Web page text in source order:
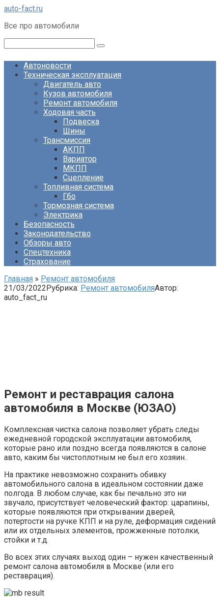
Перейти
контенту
auto-fact.ru
Все про автомобили
Автоновости
Техническая эксплуатация
Двигатель авто
Кузов автомобиля
Ремонт автомобиля
Ходовая часть
Подвеска
Шины
Трансмиссия
АКПП
Вариатор
МКПП
Сцепление
Топливная система
Гбо
Тормозная система
Электрика
Безопасность
Законодательство
Обзоры авто
Спецтехника
Страхование
Главная » Ремонт автомобиля
21/03/2022Рубрика: Ремонт автомобиляАвтор:
auto_fact_ru
Ремонт и реставрация салона
автомобиля в Москве (ЮЗАО)
Комплексная чистка салона позволяет убрать следы
ежедневной городской эксплуатации автомобиля,
которые рано или поздно всегда появляются в салоне
авто, каким бы чистоплотным не был его хозяин..
На практике невозможно сохранить обивку
автомобильного салона в идеальном состоянии даже
полгода. В любом случае, как бы печально это ни
звучало, присутствует человеческий фактор: царапины,
которые появляются при открывании дверей,
потертости на ручке КПП и на руле, деформация сидений
или их отдельных элементов, прожженные потолки,
стойки и т.д.
Во всех этих случаях выход один – нужен качественный
ремонт салона автомобиля в Москве (или его
реставрация).